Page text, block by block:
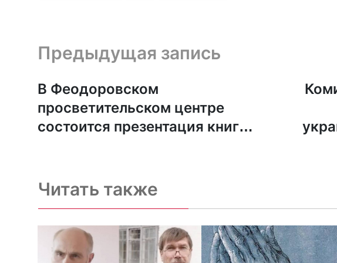
Предыдущая запись и следующая запись
Предыдущая запись
В Феодоровском
просветительском центре
состоится презентация книг
Читать также